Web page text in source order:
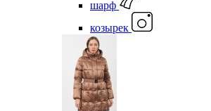
шарф
козырек